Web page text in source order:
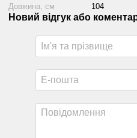
Довжина, см
104
Новий відгук або